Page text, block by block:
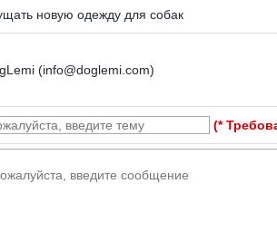
новую одежду для собак
(info@doglemi.com)
(*